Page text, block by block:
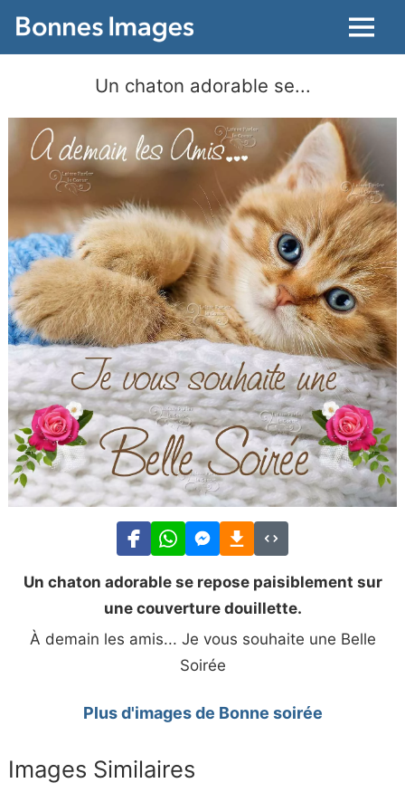
Menu
Un chaton adorable se...
Un chaton adorable se repose paisiblement sur
une couverture douillette.
À demain les amis... Je vous souhaite une Belle
Soirée
Plus d'images de Bonne soirée
Images Similaires